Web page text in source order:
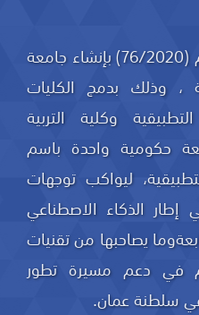
جاء المرسوم السلطاني رقم (76/2020) بإنشاء جامعة
، وذلك بدمج الكليات
وكلية التربية
حكومية واحدة باسم
ليواكب توجهات
إطار الذكاء الاصطناعي
يصاحبها من تقنيات
في دعم مسيرة تطور
في سلطنة عمان.